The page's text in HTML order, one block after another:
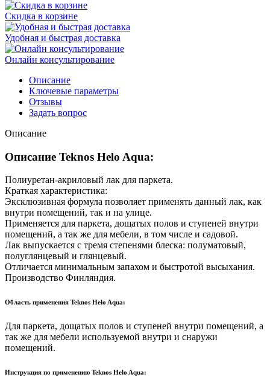
Скидка в корзине
Удобная и быстрая доставка
Онлайн консультирование
Описание
Ключевые параметры
Отзывы
Задать вопрос
Описание
Описание Teknos Helo Aqua:
Полиуретан-акриловый лак для паркета.
Краткая характеристика:
Эксклюзивная формула позволяет применять данный лак, как
внутри помещений, так и на улице.
Применяется для паркета, дощатых полов и ступеней внутри
помещений, а так же для мебели, в том числе и садовой.
Лак выпускается с тремя степенями блеска: полуматовый,
полуглянцевый и глянцевый.
Отличается минимальным запахом и быстротой высыхания.
Производство Финляндия.
Область применения Teknos Helo Aqua:
Для паркета, дощатых полов и ступеней внутри помещений, а
так же для мебели используемой внутри и снаружи
помещений.
Инструкция по применению Teknos Helo Aqua: